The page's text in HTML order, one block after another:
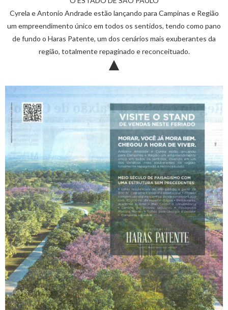
Cyrela e Antonio Andrade estão lançando para Campinas e Região
um empreendimento único em todos os sentidos, tendo como pano
de fundo o Haras Patente, um dos cenários mais exuberantes da
região, totalmente repaginado e reconceituado.